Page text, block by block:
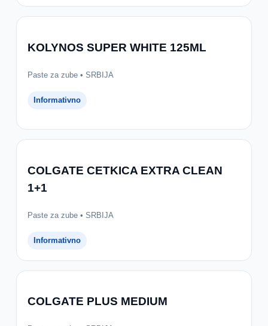
KOLYNOS SUPER WHITE 125ML
Paste za zube • SRBIJA
Informativno
COLGATE CETKICA EXTRA CLEAN
1+1
Paste za zube • SRBIJA
Informativno
COLGATE PLUS MEDIUM